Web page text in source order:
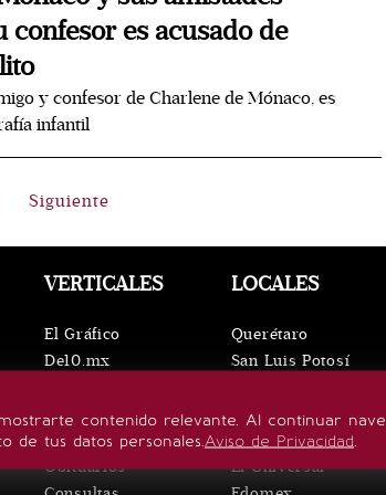
confesor es acusado de
y confesor de Charlene de Mónaco, es
infantil
Siguiente
contenido relevante. Al continuar
de tus datos personales.Aviso de Privacidad.
VERTICALES
El Gráfico
De10.mx
Confabulario
Aviso Oportuno
Obituarios
LOCALES
Querétaro
San Luis Potosí
Puebla
Hidalgo
El Universal